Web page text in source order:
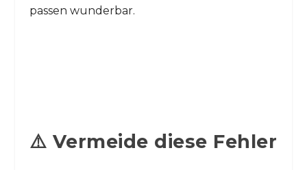
passen wunderbar.
⚠️ Vermeide diese Fehler